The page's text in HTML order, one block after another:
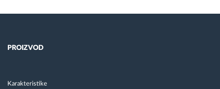
PROIZVOD
Karakteristike